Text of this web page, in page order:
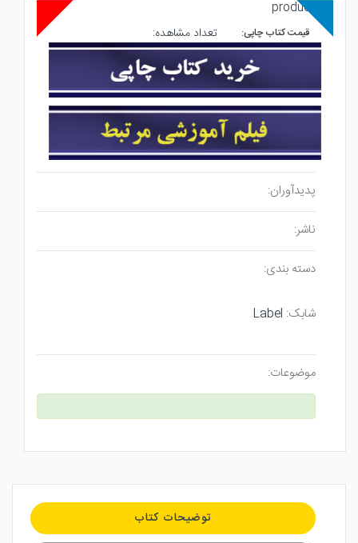
قیمت کتاب چاپی: تعداد مشاهده:
پدیدآوران:
ناشر:
دسته بندی:
شابک: Label
موضوعات:
توضیحات کتاب